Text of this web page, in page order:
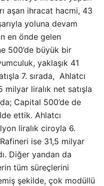
aşan ihracat hacmi, 43
yoluna devam
en önde gelen
500’de büyük bir
yaklaşık 41
7. sırada, Ahlatcı
milyar liralık net satışla
Capital 500’de de
ettik. Ahlatcı
liralık ciroyla 6.
ise 31,5 milyar
Diğer yandan da
tüm süreçlerini
şekilde, çok modüllü